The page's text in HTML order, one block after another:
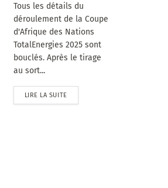
Tous les détails du
déroulement de la Coupe
d'Afrique des Nations
TotalEnergies 2025 sont
bouclés. Après le tirage
au sort...
LIRE LA SUITE